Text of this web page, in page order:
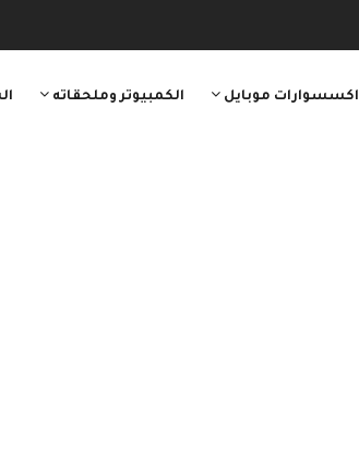
اكسسوارات موبايل الكمبيوتر وملحقاته